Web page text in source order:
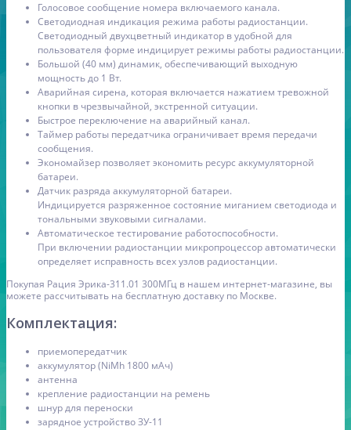
Голосовое сообщение номера включаемого канала.
Светодиодная индикация режима работы радиостанции.
Светодиодный двухцветный индикатор в удобной для
пользователя форме индицирует режимы работы радиостанции.
Большой (40 мм) динамик, обеспечивающий выходную
мощность до 1 Вт.
Аварийная сирена, которая включается нажатием тревожной
кнопки в чрезвычайной, экстренной ситуации.
Быстрое переключение на аварийный канал.
Таймер работы передатчика ограничивает время передачи
сообщения.
Экономайзер позволяет экономить ресурс аккумуляторной
батареи.
Датчик разряда аккумуляторной батареи.
Индицируется разряженное состояние миганием светодиода и
тональными звуковыми сигналами.
Автоматическое тестирование работоспособности.
При включении радиостанции микропроцессор автоматически
определяет исправность всех узлов радиостанции.
Покупая Рация Эрика-311.01 300МГц в нашем интернет-магазине, вы
можете рассчитывать на бесплатную доставку по Москве.
Комплектация:
приемопередатчик
аккумулятор (NiMh 1800 мAч)
антенна
крепление радиостанции на ремень
шнур для переноски
зарядное устройство ЗУ-11